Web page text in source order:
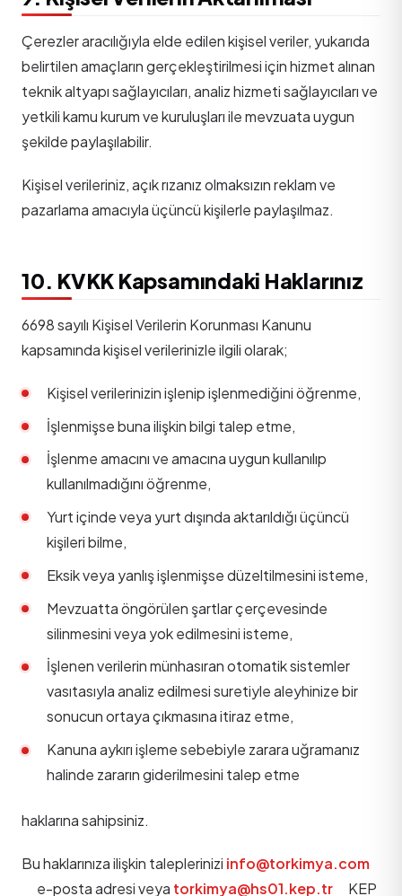
Çerezler aracılığıyla elde edilen kişisel veriler, yukarıda
belirtilen amaçların gerçekleştirilmesi için hizmet alınan
teknik altyapı sağlayıcıları, analiz hizmeti sağlayıcıları ve
yetkili kamu kurum ve kuruluşları ile mevzuata uygun
şekilde paylaşılabilir.
Kişisel verileriniz, açık rızanız olmaksızın reklam ve
pazarlama amacıyla üçüncü kişilerle paylaşılmaz.
10. KVKK Kapsamındaki Haklarınız
6698 sayılı Kişisel Verilerin Korunması Kanunu
kapsamında kişisel verilerinizle ilgili olarak;
Kişisel verilerinizin işlenip işlenmediğini öğrenme,
İşlenmişse buna ilişkin bilgi talep etme,
İşlenme amacını ve amacına uygun kullanılıp
kullanılmadığını öğrenme,
Yurt içinde veya yurt dışında aktarıldığı üçüncü
kişileri bilme,
Eksik veya yanlış işlenmişse düzeltilmesini isteme,
Mevzuatta öngörülen şartlar çerçevesinde
silinmesini veya yok edilmesini isteme,
İşlenen verilerin münhasıran otomatik sistemler
vasıtasıyla analiz edilmesi suretiyle aleyhinize bir
sonucun ortaya çıkmasına itiraz etme,
Kanuna aykırı işleme sebebiyle zarara uğramanız
halinde zararın giderilmesini talep etme
haklarına sahipsiniz.
Bu haklarınıza ilişkin taleplerinizi info@torkimya.com
e-posta adresi veya torkimya@hs01.kep.tr KEP